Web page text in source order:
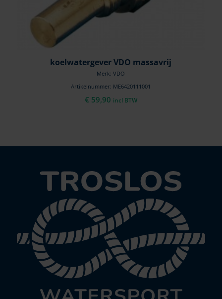
koelwatergever VDO massavrij
Merk: VDO
Artikelnummer: ME6420111001
€ 59,90 incl BTW